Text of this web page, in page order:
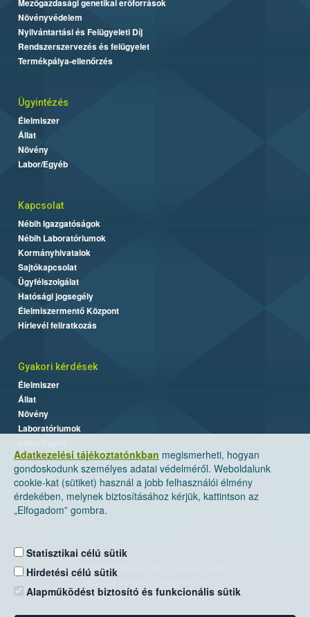
Adatkezelési tájékoztatónkban megismerheti, hogyan
gondoskodunk személyes adatai védelméről. Weboldalunk
cookie-kat (sütiket) használ a jobb felhasználói élmény
érdekében, melynek biztosításához kérjük, kattintson az
„Elfogadom” gombra.
Statisztikai célú sütik
Hirdetési célú sütik
Alapműködést biztosító és funkcionális sütik
Mezőgazdasági genetikai erőforrások
Növényvédelem
Nyilvántartási és Felügyeleti Díj
Rendszerszervezés és felügyelet
Termékpálya-ellenőrzés
Ügyintézés
Élelmiszer
Állat
Növény
Labor/Egyéb
Kapcsolat
Nébih Igazgatóságok
Nébih Laboratóriumok
Kormányhivatalok
Sajtókapcsolat
Ügyfélszolgálat
Hatósági jogsegély
Élelmiszermentő Központ
Hírlevél feliratkozás
Gyakori kérdések
Élelmiszer
Állat
Növény
Laboratóriumok
Nemzeti Élelmiszerlánc-biztonsági Hivatal
Levelezési cím: 1525 Budapest. Pf. 30.